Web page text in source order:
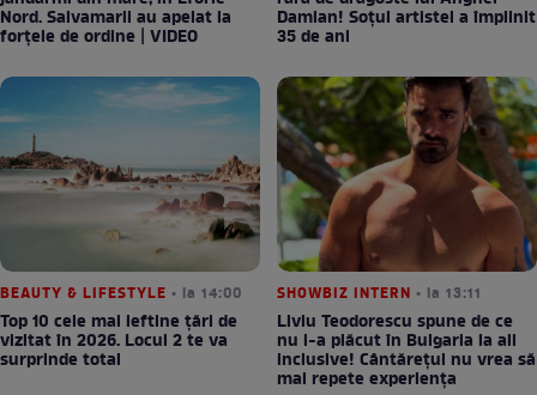
Nord. Salvamarii au apelat la
forțele de ordine | VIDEO
Damian! Soțul artistei a împlinit
35 de ani
BEAUTY & LIFESTYLE • la 14:00
Top 10 cele mai ieftine țări de
vizitat în 2026. Locul 2 te va
surprinde total
SHOWBIZ INTERN • la 13:11
Liviu Teodorescu spune de ce
nu i-a plăcut în Bulgaria la all
inclusive! Cântărețul nu vrea să
mai repete experiența